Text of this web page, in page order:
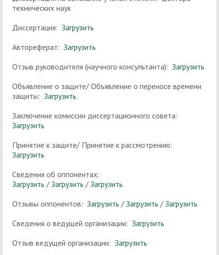
технических наук
Диссертация: Загрузить
Автореферат: Загрузить
Отзыв руководителя (научного консультанта): Загрузить
Объявление о защите/ Объявление о переносе времени
защиты: Загрузить
Заключение комиссии диссертационного совета:
Загрузить
Принятие к защите/ Принятие к рассмотрению:
Загрузить
Сведения об оппонентах:
Загрузить / Загрузить / Загрузить
Отзывы оппонентов: Загрузить / Загрузить / Загрузить
Сведения о ведущей организации: Загрузить
Отзыв ведущей организации: Загрузить